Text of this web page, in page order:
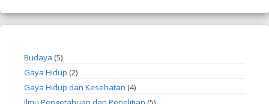
Budaya (5)
Gaya Hidup (2)
Gaya Hidup dan Kesehatan (4)